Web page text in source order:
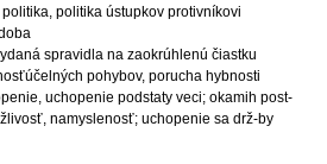
politika ústupkov protivníkovi
spravidla na zaokrúhlenú čiastku
pohybov, porucha hybnosti
uchopenie podstaty veci; okamih post-
namyslenosť; uchopenie sa drž-by